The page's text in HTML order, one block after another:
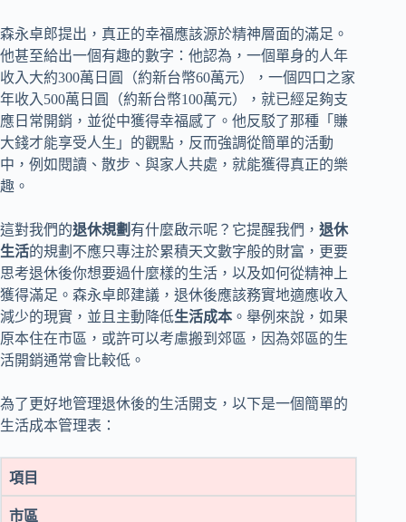
森永卓郎提出，真正的幸福應該源於精神層面的滿足。
他甚至給出一個有趣的數字：他認為，一個單身的人年
收入大約300萬日圓（約新台幣60萬元），一個四口之家
年收入500萬日圓（約新台幣100萬元），就已經足夠支
應日常開銷，並從中獲得幸福感了。他反駁了那種「賺
大錢才能享受人生」的觀點，反而強調從簡單的活動
中，例如閱讀、散步、與家人共處，就能獲得真正的樂
趣。
這對我們的退休規劃 有什麼啟示呢？它提醒我們， 退休
生活的規劃不應只專注於累積天文數字般的財富，更要
思考退休後你想要過什麼樣的生活，以及如何從精神上
獲得滿足。森永卓郎建議，退休後應該務實地適應收入
減少的現實，並且主動降低生活成本 。舉例來說，如果
原本住在市區，或許可以考慮搬到郊區，因為郊區的生
活開銷通常會比較低。
為了更好地管理退休後的生活開支，以下是一個簡單的
生活成本管理表：
項目
市區